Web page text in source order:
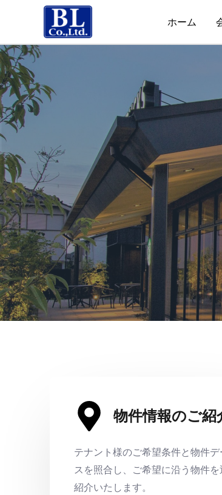
ホーム
物件情報のご紹
テナント様のご希望条件と物件
スを照合し、ご希望に沿う物件
紹介いたします。